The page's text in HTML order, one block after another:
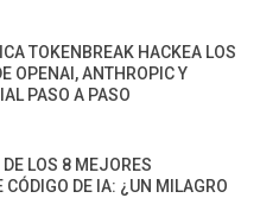
TOKENBREAK HACKEA LOS
OPENAI, ANTHROPIC Y
PASO A PASO
LOS 8 MEJORES
CÓDIGO DE IA: ¿UN MILAGRO